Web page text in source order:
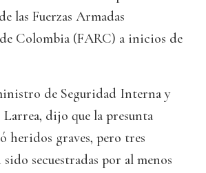
las Fuerzas Armadas
Colombia (FARC) a inicios de
de Seguridad Interna y
Larrea, dijo que la presunta
heridos graves, pero tres
secuestradas por al menos